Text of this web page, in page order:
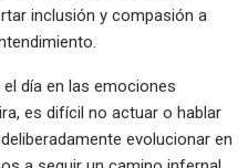
inclusión y compasión a
día en las emociones
es difícil no actuar o hablar
evolucionar en